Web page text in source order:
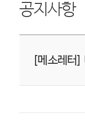
공지사항
[메소레터